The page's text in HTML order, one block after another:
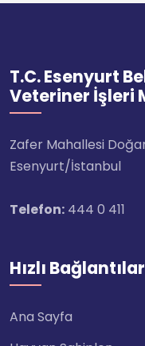
T.C. Esenyurt
Veteriner İşleri
Zafer Mahallesi
Esenyurt/İstanbul
Telefon: 444 0 411
Hızlı Bağlantılar
Ana Sayfa